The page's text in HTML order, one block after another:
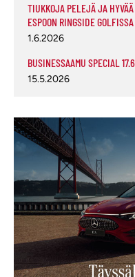
TIUKKOJA PELEJÄ JA
ESPOON RINGSIDE GOLFISSA
1.6.2026
BUSINESSAAMU SPECIAL
15.5.2026